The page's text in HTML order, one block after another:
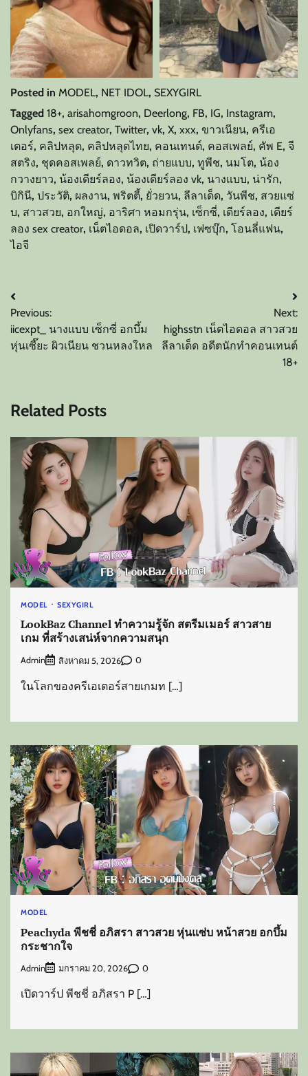
Posted in MODEL, NET IDOL, SEXYGIRL
Tagged 18+, arisahomgroon, Deerlong, FB, IG, Instagram,
Onlyfans, sex creator, Twitter, vk, X, xxx, ขาวเนียน, ครีเอ
เตอร์, คลิปหลุด, คลิปหลุดไทย, คอนเทนต์, คอสเพลย์, คัพ E, จี
สตริง, ชุดคอสเพลย์, ดาวทวิต, ถ่ายแบบ, ทูพีช, นมโต, น้อง
กวางยาว, น้องเดียร์ลอง, น้องเดียร์ลอง vk, นางแบบ, น่ารัก,
บิกินี, ประวัติ, ผลงาน, พริตตี้, ยั่วยวน, ลีลาเด็ด, วันพีช, สวยแซ่
บ, สาวสวย, อกใหญ่, อาริศา หอมกรุ่น, เซ็กซี่, เดียร์ลอง, เดียร์
ลอง sex creator, เน็ตไอดอล, เปิดวาร์ป, เฟซบุ๊ก, โอนลี่แฟน,
ไอจี
แนะแนว
เรื่อง
Previous:
iicexpt_ นางแบบ เซ็กซี่ อกบึ้ม
หุ่นเซี๊ยะ ผิวเนียน ชวนหลงใหล
Next:
highsstn เน็ตไอดอล สาวสวย
ลีลาเด็ด อดีตนักทำคอนเทนต์
18+
Related Posts
MODEL SEXYGIRL
LookBaz Channel ทำความรู้จัก สตรีมเมอร์ สาวสาย
เกม ที่สร้างเสน่ห์จากความสนุก
Admin สิงหาคม 5, 2026 0
ในโลกของครีเอเตอร์สายเกมท […]
MODEL
Peachyda พีชชี่ อภิสรา สาวสวย หุ่นแซ่บ หน้าสวย อกบึ้ม
กระชากใจ
Admin มกราคม 20, 2026 0
เปิดวาร์ป พีชชี่ อภิสรา P […]